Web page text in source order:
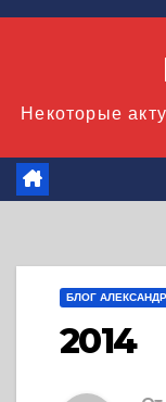
Перейти
Некоторые
БЛОГ
2014